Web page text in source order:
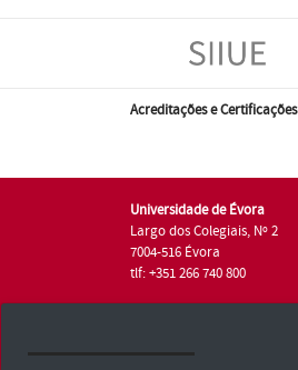
Acreditações e Certificações
Universidade de Évora
Largo dos Colegiais, Nº 2
7004-516 Évora
tlf: +351 266 740 800